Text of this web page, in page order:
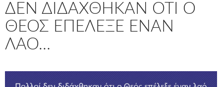
ΔΕΝ ΔΙΔΆΧΘΗΚΑΝ ΌΤΙ Ο
ΘΕΌΣ ΕΠΈΛΕΞΕ ΈΝΑΝ
ΛΑΌ…